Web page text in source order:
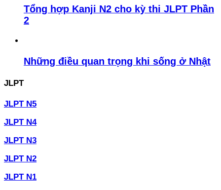
Tổng hợp Kanji N2 cho kỳ thi JLPT Phần
2
Những điều quan trọng khi sống ở Nhật
JLPT
JLPT N5
JLPT N4
JLPT N3
JLPT N2
JLPT N1